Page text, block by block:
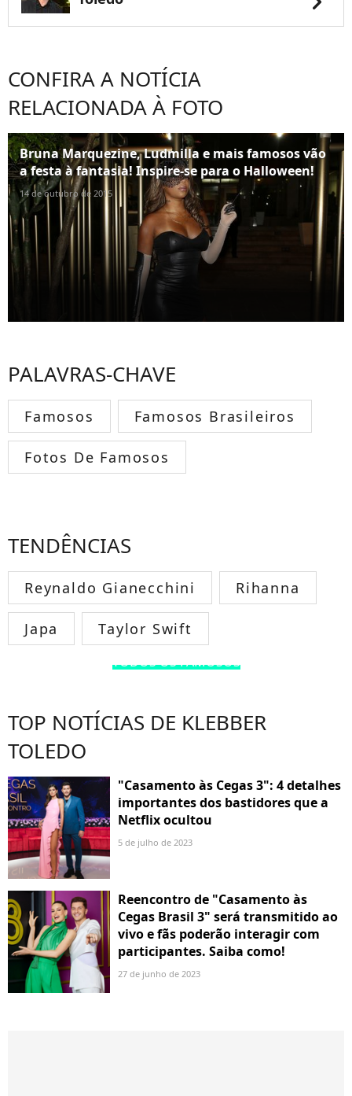
CONFIRA A NOTÍCIA
RELACIONADA À FOTO
Bruna Marquezine, Ludmilla e mais famosos vão
a festa à fantasia! Inspire-se para o Halloween!
14 de outubro de 2015
PALAVRAS-CHAVE
Famosos Famosos Brasileiros
Fotos De Famosos
TENDÊNCIAS
Reynaldo Gianecchini Rihanna
Japa Taylor Swift
TODOS OS FAMOSOS
TOP NOTÍCIAS DE KLEBBER
TOLEDO
"Casamento às Cegas 3": 4 detalhes
importantes dos bastidores que a
Netflix ocultou
5 de julho de 2023
Reencontro de "Casamento às
Cegas Brasil 3" será transmitido ao
vivo e fãs poderão interagir com
participantes. Saiba como!
27 de junho de 2023